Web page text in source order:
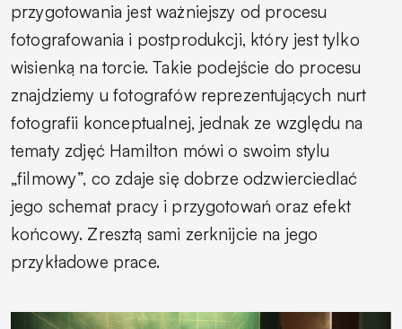
przygotowania jest ważniejszy od procesu
fotografowania i postprodukcji, który jest tylko
wisienką na torcie. Takie podejście do procesu
znajdziemy u fotografów reprezentujących nurt
fotografii konceptualnej, jednak ze względu na
tematy zdjęć Hamilton mówi o swoim stylu
„filmowy”, co zdaje się dobrze odzwierciedlać
jego schemat pracy i przygotowań oraz efekt
końcowy. Zresztą sami zerknijcie na jego
przykładowe prace.